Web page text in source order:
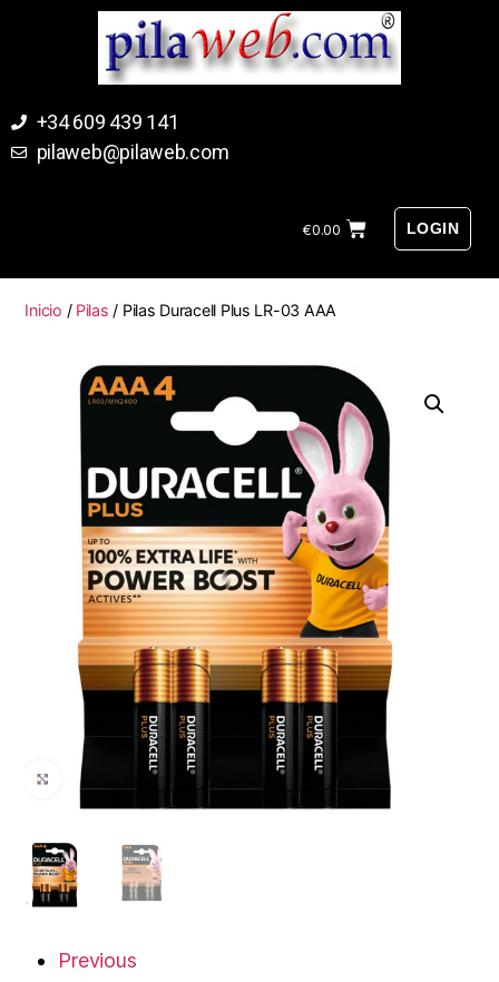
+34 609 439 141
pilaweb@pilaweb.com
€0.00 LOGIN
Inicio / Pilas / Pilas Duracell Plus LR-03 AAA
Previous